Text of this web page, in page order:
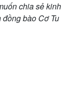
chia sẻ kinh
bào Cơ Tu